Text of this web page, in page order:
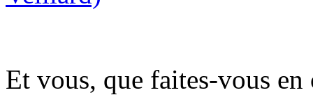
Et vous, que faites-vous en